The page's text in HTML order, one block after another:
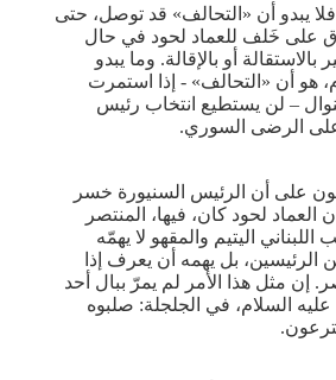
يبدو أن «التحالف» قد توصل، حتى
على خَلف للعماد لحود في حال
أو بالإقالة. وما يبدو
هو أن «التحالف» - إذا استمرت
– لن يستطيع انتخاب رئيس
الرضى السوري.
على أن الرئيس السنيورة خسر
لحود كان، فيها، المنتصر
اللبناني اليتيم والمقهو لا يهمّه
الرئيسين، بل يهمه أن يعرف إذا
إن مثل هذا الأمر لم يمرّ ببال أحد
عليه السلام، في الجلجلة: صلبوه